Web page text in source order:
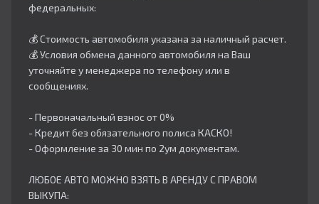
федеральных:
💰 Стоимость автомобиля указана за наличный расчет.
💰 Условия обмена данного автомобиля на Ваш
уточняйте у менеджера по телефону или в
сообщениях.
- Первоначальный взнос от 0%
- Кредит без обязательного полиса КАСКО!
- Оформление за 30 мин по 2ум документам.
ЛЮБОЕ АВТО МОЖНО ВЗЯТЬ В АРЕНДУ С ПРАВОМ
ВЫКУПА: